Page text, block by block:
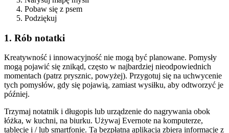
Pobaw się z psem
Podziękuj
1. Rób notatki
Kreatywność i innowacyjność nie mogą być planowane. Pomysły
mogą pojawić się znikąd, często w najbardziej nieodpowiednich
momentach (patrz prysznic, powyżej). Przygotuj się na uchwycenie
tych pomysłów, gdy się pojawią, zamiast wysiłku, aby odtworzyć je
później.
Trzymaj notatnik i długopis lub urządzenie do nagrywania obok
łóżka, w kuchni, na biurku. Używaj Evernote na komputerze,
tablecie i / lub smartfonie. Ta bezpłatna aplikacja zbiera informacje z